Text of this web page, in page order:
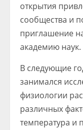
открытия
сообщества и
приглашение
академию наук.
В следующие
занимался
физиологии
различных
температура и